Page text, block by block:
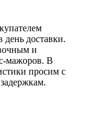
день доставки.
и
мажоров. В
просим с